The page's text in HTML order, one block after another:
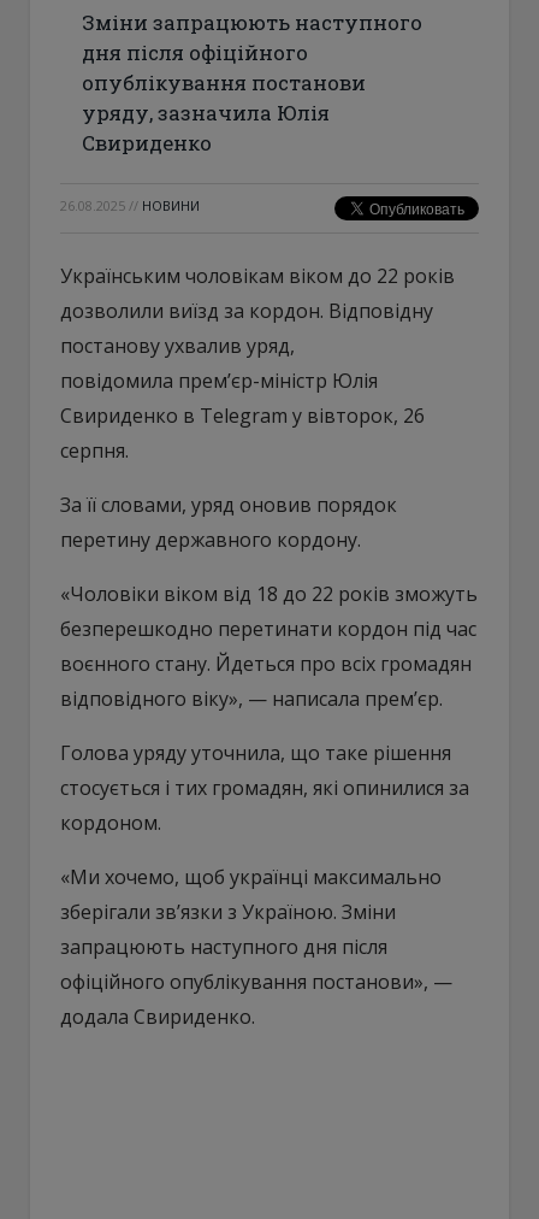
Зміни запрацюють наступного
дня після офіційного
опублікування постанови
уряду, зазначила Юлія
Свириденко
26.08.2025 // НОВИНИ
Українським чоловікам віком до 22 років
дозволили виїзд за кордон. Відповідну
постанову ухвалив уряд,
повідомила прем’єр-міністр Юлія
Свириденко в Telegram у вівторок, 26
серпня.
За її словами, уряд оновив порядок
перетину державного кордону.
«Чоловіки віком від 18 до 22 років зможуть
безперешкодно перетинати кордон під час
воєнного стану. Йдеться про всіх громадян
відповідного віку», — написала прем’єр.
Голова уряду уточнила, що таке рішення
стосується і тих громадян, які опинилися за
кордоном.
«Ми хочемо, щоб українці максимально
зберігали зв’язки з Україною. Зміни
запрацюють наступного дня після
офіційного опублікування постанови», —
додала Свириденко.